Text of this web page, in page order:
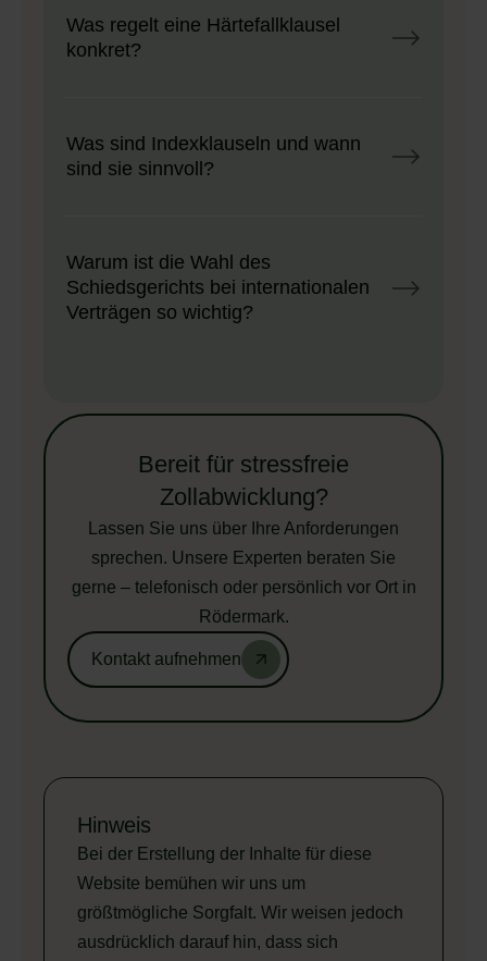
Was regelt eine Härtefallklausel
konkret?
Was sind Indexklauseln und wann
sind sie sinnvoll?
Warum ist die Wahl des
Schiedsgerichts bei internationalen
Verträgen so wichtig?
Bereit für stressfreie
Zollabwicklung?
Lassen Sie uns über Ihre Anforderungen
sprechen. Unsere Experten beraten Sie
gerne – telefonisch oder persönlich vor Ort in
Rödermark.
Kontakt aufnehmen
Hinweis
Bei der Erstellung der Inhalte für diese
Website bemühen wir uns um
größtmögliche Sorgfalt. Wir weisen jedoch
ausdrücklich darauf hin, dass sich